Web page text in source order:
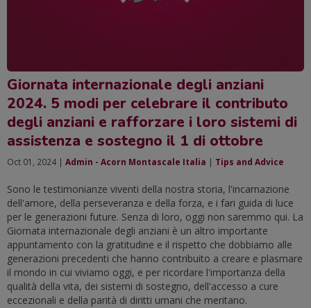
Giornata internazionale degli anziani
2024. 5 modi per celebrare il contributo
degli anziani e rafforzare i loro sistemi di
assistenza e sostegno il 1 di ottobre
Oct 01, 2024 | Admin - Acorn Montascale Italia | Tips and Advice
Sono le testimonianze viventi della nostra storia, l'incarnazione
dell'amore, della perseveranza e della forza, e i fari guida di luce
per le generazioni future. Senza di loro, oggi non saremmo qui. La
Giornata internazionale degli anziani è un altro importante
appuntamento con la gratitudine e il rispetto che dobbiamo alle
generazioni precedenti che hanno contribuito a creare e plasmare
il mondo in cui viviamo oggi, e per ricordare l'importanza della
qualità della vita, dei sistemi di sostegno, dell'accesso a cure
eccezionali e della parità di diritti umani che meritano.